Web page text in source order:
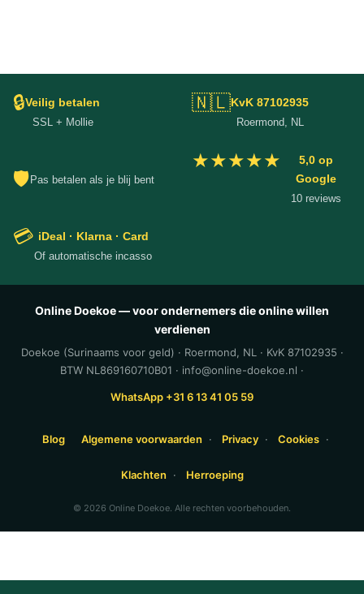
🔒Veilig betalen
SSL + Mollie
🇳🇱KvK 87102935
Roermond, NL
🛡 Pas betalen als je blij bent
★★★★★
5,0 op
Google
10 reviews
💳 iDeal · Klarna · Card
Of automatische incasso
Online Doekoe — voor ondernemers die online willen
verdienen
Doekoe (Surinaams voor geld) · Roermond, NL · KvK 87102935 ·
BTW NL869160710B01 · info@online-doekoe.nl ·
WhatsApp +31 6 13 41 05 59
Blog Algemene voorwaarden · Privacy · Cookies ·
Klachten · Herroeping
© 2026 Online Doekoe. Alle rechten voorbehouden.